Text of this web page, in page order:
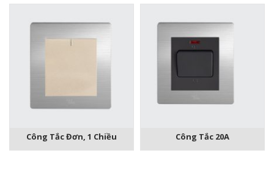
Công Tắc Đơn, 1 Chiều Công Tắc 20A